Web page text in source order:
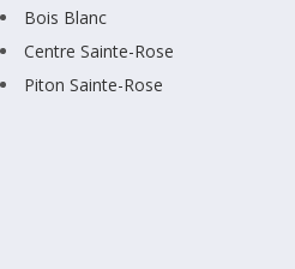
Bois Blanc
Centre Sainte-Rose
Piton Sainte-Rose